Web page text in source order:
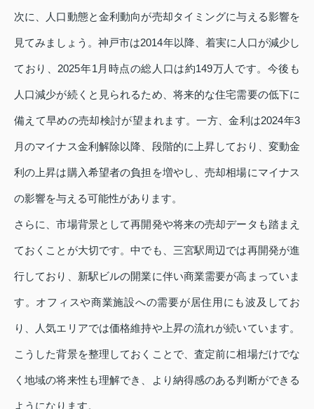
次に、人口動態と金利動向が売却タイミングに与える影響を
見てみましょう。神戸市は2014年以降、着実に人口が減少し
ており、2025年1月時点の総人口は約149万人です。今後も
人口減少が続くと見られるため、将来的な住宅需要の低下に
備えて早めの売却検討が望まれます。一方、金利は2024年3
月のマイナス金利解除以降、段階的に上昇しており、変動金
利の上昇は購入希望者の負担を増やし、売却相場にマイナス
の影響を与える可能性があります。
さらに、市場背景として再開発や将来の売却データも踏まえ
ておくことが大切です。中でも、三宮駅周辺では再開発が進
行しており、新駅ビルの開業に伴い商業需要が高まっていま
す。オフィスや商業施設への需要が居住用にも波及してお
り、人気エリアでは価格維持や上昇の流れが続いています。
こうした背景を整理しておくことで、査定前に相場だけでな
く地域の将来性も理解でき、より納得感のある判断ができる
ようになります。